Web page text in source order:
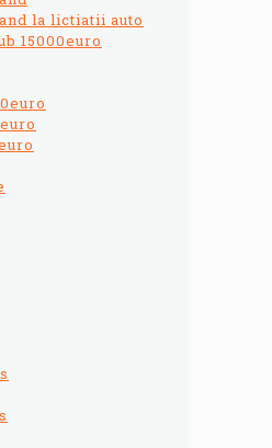
la lictiatii auto
15000euro